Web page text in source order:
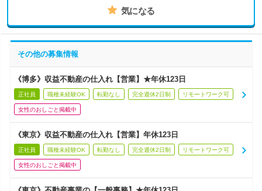
気になる
その他の募集情報
《博多》収益不動産の仕入れ【営業】★年休123日
正社員 職種未経験OK 転勤なし 完全週休2日制 リモートワーク可
女性のおしごと掲載中
《東京》収益不動産の仕入れ【営業】年休123日
正社員 職種未経験OK 転勤なし 完全週休2日制 リモートワーク可
女性のおしごと掲載中